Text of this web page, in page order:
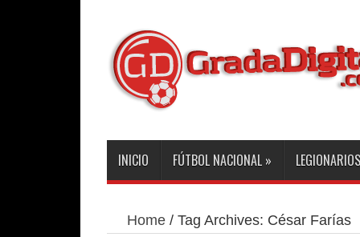
INICIO FÚTBOL NACIONAL » LEGIONARIOS
Home/ Tag Archives: César Farías